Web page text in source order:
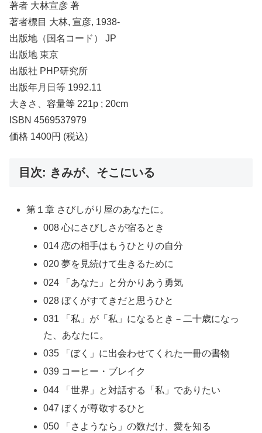
著者 大林宣彦 著
著者標目 大林, 宣彦, 1938-
出版地（国名コード） JP
出版地 東京
出版社 PHP研究所
出版年月日等 1992.11
大きさ、容量等 221p ; 20cm
ISBN 4569537979
価格 1400円 (税込)
目次: きみが、そこにいる
第１章 さびしがり屋のあなたに。
008 心にさびしさが宿るとき
014 恋の相手はもうひとりの自分
020 夢を見続けて生きるために
024 「あなた」と分かりあう勇気
028 ぼくがすてきだと思うひと
031 「私」が「私」になるとき－二十歳になっ
た、あなたに。
035 「ぼく」に出会わせてくれた一冊の書物
039 コーヒー・ブレイク
044 「世界」と対話する「私」でありたい
047 ぼくが尊敬するひと
050 「さようなら」の数だけ、愛を知る